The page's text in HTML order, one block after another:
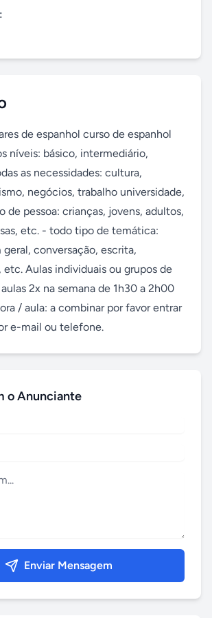
de espanhol curso de espanhol
níveis: básico, intermediário,
as necessidades: cultura,
negócios, trabalho universidade,
de pessoa: crianças, jovens, adultos,
etc. - todo tipo de temática:
conversação, escrita,
etc. Aulas individuais ou grupos de
2x na semana de 1h30 a 2h00
/ aula: a combinar por favor entrar
e-mail ou telefone.
o Anunciante
Enviar Mensagem